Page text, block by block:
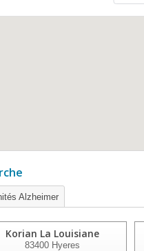
Alzheimer
Korian La Louisiane
83400Hyeres